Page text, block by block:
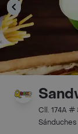
Cll. 174A #